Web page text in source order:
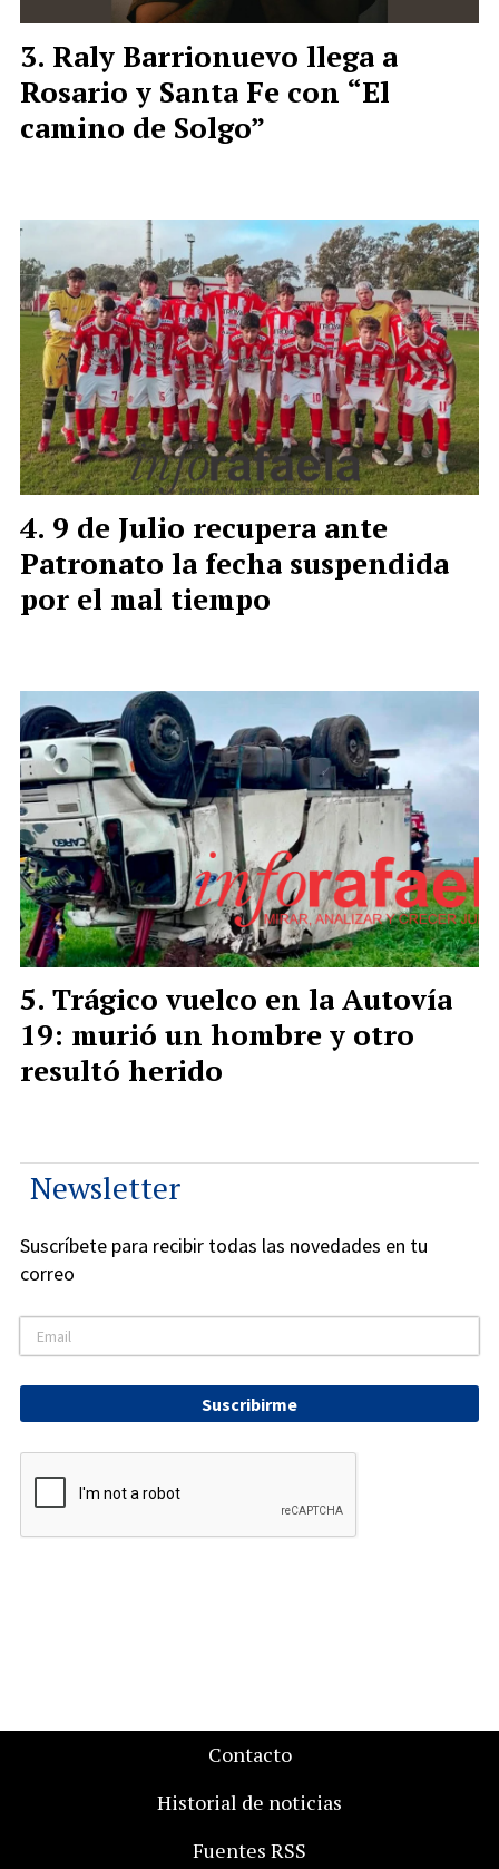
Raly Barrionuevo llega a
Rosario y Santa Fe con “El
camino de Solgo”
9 de Julio recupera ante
Patronato la fecha suspendida
por el mal tiempo
Trágico vuelco en la Autovía
19: murió un hombre y otro
resultó herido
Newsletter
Suscríbete para recibir todas las novedades en tu
correo
Suscribirme
Contacto
Historial de noticias
Fuentes RSS